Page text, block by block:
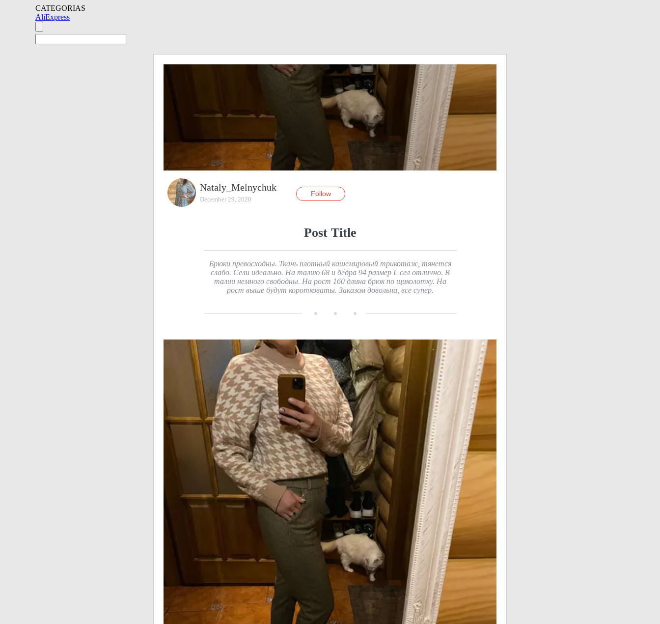
CATEGORIAS
AliExpress
Nataly_Melnychuk
December 29, 2020
Follow
Post Title
Брюки превосходны. Ткань плотный кашемировый трикотаж, тянется
слабо. Сели идеально. На талию 68 и бёдра 94 размер L сел отлично. В
талии немного свободны. На рост 160 длина брюк по щиколотку. На
рост выше будут коротковаты. Заказом довольна, все супер.